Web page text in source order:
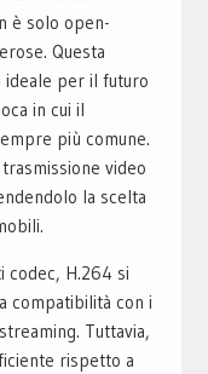
è solo open-
Questa
ideale per il futuro
in cui il
più comune.
video
la scelta
codec, H.264 si
compatibilità con i
Tuttavia,
rispetto a